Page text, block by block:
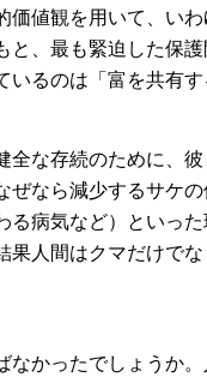
価値観を用いて、い
、最も緊迫した保
るのは「富を共有す
全な存続のために、
なら減少するサケ
病気など）といっ
人間はクマだけで
かったでしょうか